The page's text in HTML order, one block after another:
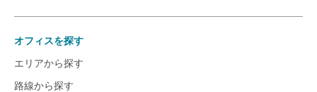
オフィスを探す
エリアから探す
路線から探す